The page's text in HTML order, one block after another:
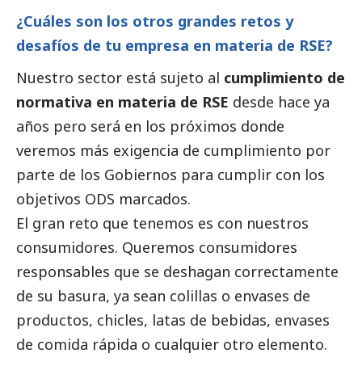
¿Cuáles son los otros grandes retos y
desafíos de tu empresa en materia de RSE?
Nuestro sector está sujeto al cumplimiento de
normativa en materia de RSE desde hace ya
años pero será en los próximos donde
veremos más exigencia de cumplimiento por
parte de los Gobiernos para cumplir con los
objetivos ODS marcados.
El gran reto que tenemos es con nuestros
consumidores. Queremos consumidores
responsables que se deshagan correctamente
de su basura, ya sean colillas o envases de
productos, chicles, latas de bebidas, envases
de comida rápida o cualquier otro elemento.